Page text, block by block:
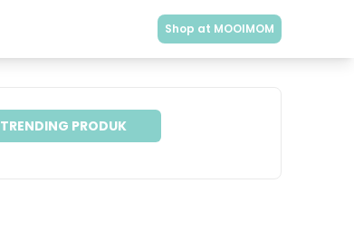
Shop at MOOIMOM
TRENDING PRODUK